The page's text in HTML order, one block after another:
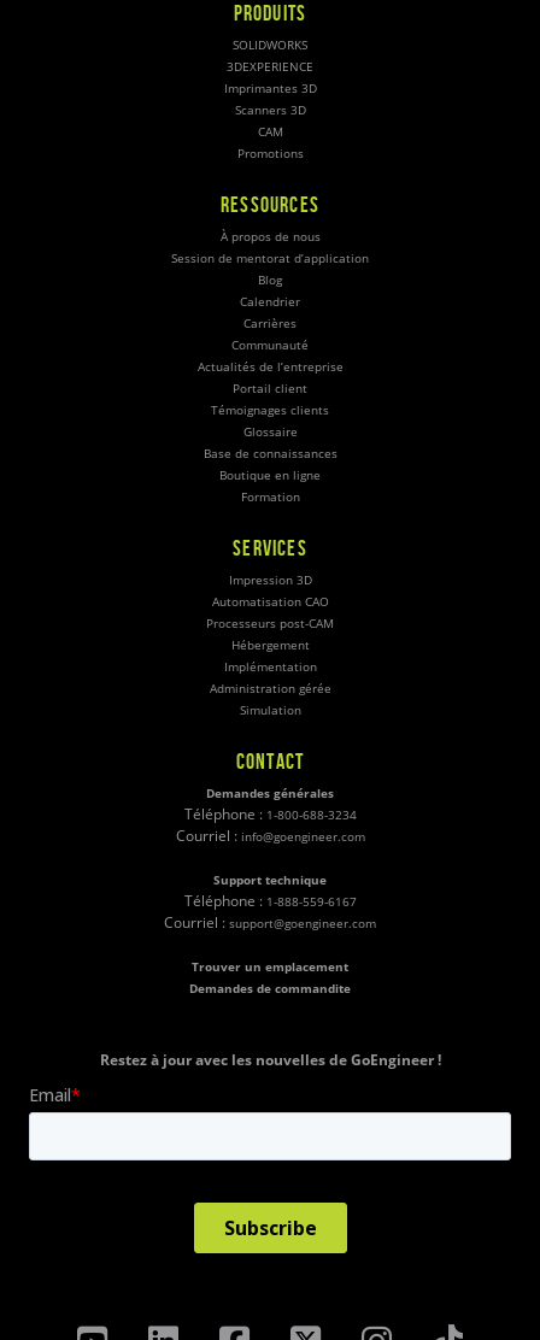
PRODUITS
SOLIDWORKS
3DEXPERIENCE
Imprimantes 3D
Scanners 3D
CAM
Promotions
RESSOURCES
À propos de nous
Session de mentorat d’application
Blog
Calendrier
Carrières
Communauté
Actualités de l’entreprise
Portail client
Témoignages clients
Glossaire
Base de connaissances
Boutique en ligne
Formation
SERVICES
Impression 3D
Automatisation CAO
Processeurs post-CAM
Hébergement
Implémentation
Administration gérée
Simulation
CONTACT
Demandes générales
Téléphone : 1-800-688-3234
Courriel : info@goengineer.com
Support technique
Téléphone : 1-888-559-6167
Courriel : support@goengineer.com
Trouver un emplacement
Demandes de commandite
Restez à jour avec les nouvelles de GoEngineer !